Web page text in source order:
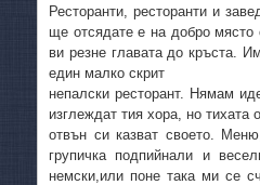
Ресторанти, ресторанти и
ще отсядате е на добро
ви резне главата до кръста.
един малко скрит
непалски ресторант. Нямам
изглеждат тия хора, но тихата
отвън си казват своето.
групичка подпийнали и
немски,или поне така ми се